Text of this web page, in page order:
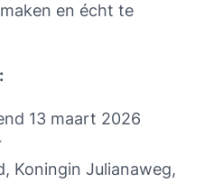
en écht te
13 maart 2026
Koningin Julianaweg,